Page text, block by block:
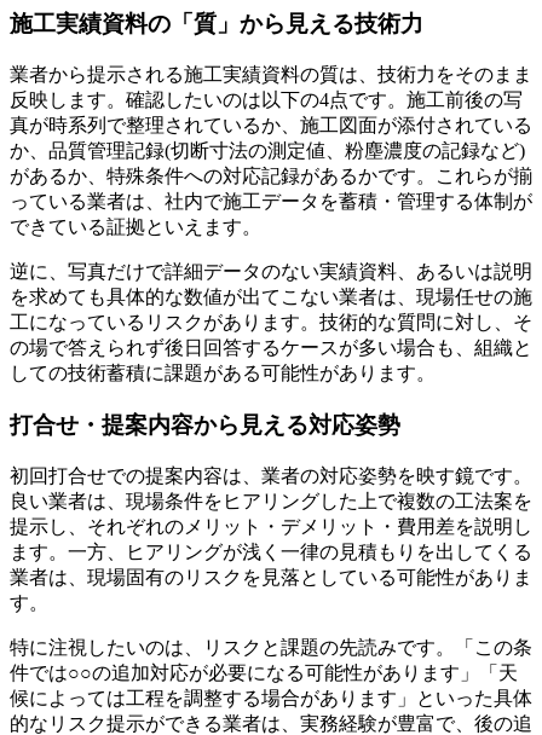
施工実績資料の「質」から見える技術力
業者から提示される施工実績資料の質は、技術力をそのまま
反映します。確認したいのは以下の4点です。施工前後の写
真が時系列で整理されているか、施工図面が添付されている
か、品質管理記録(切断寸法の測定値、粉塵濃度の記録など)
があるか、特殊条件への対応記録があるかです。これらが揃
っている業者は、社内で施工データを蓄積・管理する体制が
できている証拠といえます。
逆に、写真だけで詳細データのない実績資料、あるいは説明
を求めても具体的な数値が出てこない業者は、現場任せの施
工になっているリスクがあります。技術的な質問に対し、そ
の場で答えられず後日回答するケースが多い場合も、組織と
しての技術蓄積に課題がある可能性があります。
打合せ・提案内容から見える対応姿勢
初回打合せでの提案内容は、業者の対応姿勢を映す鏡です。
良い業者は、現場条件をヒアリングした上で複数の工法案を
提示し、それぞれのメリット・デメリット・費用差を説明し
ます。一方、ヒアリングが浅く一律の見積もりを出してくる
業者は、現場固有のリスクを見落としている可能性がありま
す。
特に注視したいのは、リスクと課題の先読みです。「この条
件では○○の追加対応が必要になる可能性があります」「天
候によっては工程を調整する場合があります」といった具体
的なリスク提示ができる業者は、実務経験が豊富で、後の追